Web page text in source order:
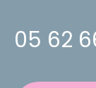
05 62